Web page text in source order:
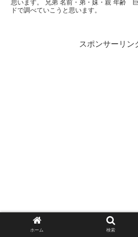
思います。 兄弟 名前・弟・妹・親 年齢
ドで調べていこうと思います。
スポンサーリン
ホーム 検索